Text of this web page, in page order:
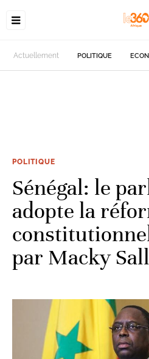
Actuellement POLITIQUE
POLITIQUE
Sénégal: le
adopte la
par Macky Sall